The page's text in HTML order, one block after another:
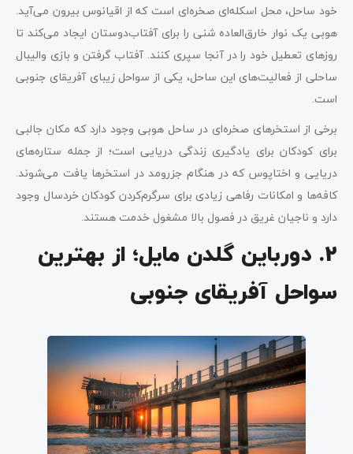
خود ساحل، محل اسکله‌ای صخره‌ای است که از اقیانوس بیرون می‌آید.
هوبی یک نوار خارق‌العاده شنی را برای آفتاب‌دوستان ایجاد می‌‌کند تا
روزهای تعطیل خود را در آنجا سپری کنند. آفتاب گرفتن و بازی والیبال
ساحلی از فعالیت‌های این ساحل، یکی از سواحل زیبای آفریقای جنوبی
است.
برخی از استخرهای صخره‌ای در ساحل هوبی وجود دارد که مکان جالبی
برای کودکان برای یادگیری زندگی دریایی است؛ از جمله ستاره‌های
دریایی و اختاپوس که در هنگام جزرومد در استخرها یافت می‌شوند.
کافه‌ها و امکانات رفاهی زیادی برای سرگرم‌کردن کودکان خردسال وجود
دارد و ناجیان غریق در فصول بالا مشغول خدمت هستند.
2. دورباین گلدن مایل؛ از بهترین
سواحل آفریقای جنوبی